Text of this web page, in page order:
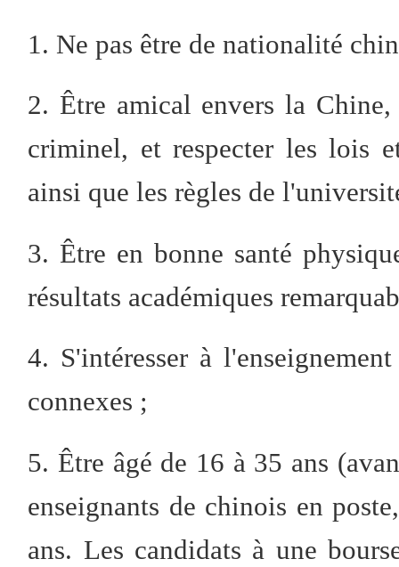
1. Ne pas être de nationalité
2. Être amical envers la
criminel, et respecter les lois
ainsi que les règles de
3. Être en bonne santé
résultats académiques
4. S'intéresser à
connexes ;
5. Être âgé de 16 à 35 ans
enseignants de chinois en
ans. Les candidats à une